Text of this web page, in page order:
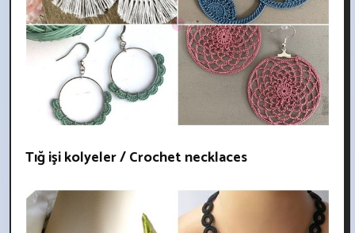
Tığ işi kolyeler / Crochet necklaces